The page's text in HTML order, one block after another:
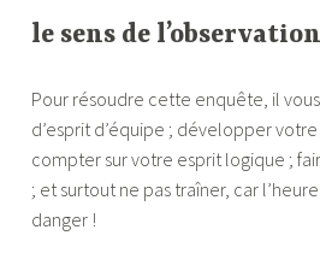
le sens de l’observation
Pour résoudre cette enquête, il
d’esprit d’équipe ; développer
compter sur votre esprit logique ;
; et surtout ne pas traîner, car
danger !